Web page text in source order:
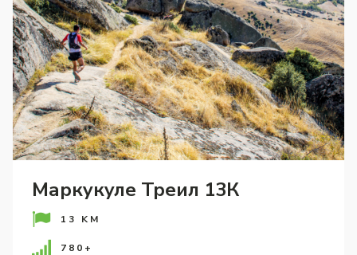
Маркукуле Треил 13К
13 KM
780+